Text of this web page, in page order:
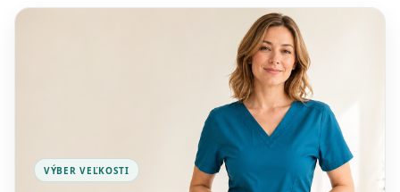
VÝBER VEĽKOSTI